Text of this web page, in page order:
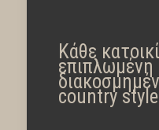
Κάθε
επιπλωμένη
country style